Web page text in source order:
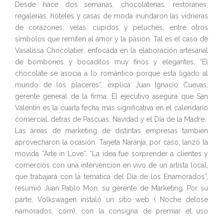
Desde hace dos semanas, chocolaterías, restoranes,
regalerías, hoteles y casas de moda inundaron las vidrieras
de corazones, velas, cupidos y peluches, entre otros
símbolos que remiten al amor y la pasión. Tal es el caso de
Vasalissa Chocolatier, enfocada en la elaboración artesanal
de bombones y bocaditos muy finos y elegantes. “El
chocolate se asocia a lo romántico porque está ligado al
mundo de los placeres”, explica Juan Ignacio Cuevas,
gerente general de la firma. El ejecutivo asegura que San
Valentín es la cuarta fecha más significativa en el calendario
comercial, detrás de Pascuas, Navidad y el Día de la Madre.
Las áreas de marketing de distintas empresas también
aprovecharon la ocasión. Tarjeta Naranja, por caso, lanzó la
movida “Arte in Love”. “La idea fue sorprender a clientes y
comercios con una intervención en vivo de un artista local,
que trabajará con la temática del Día de los Enamorados”,
resumió Juan Pablo Mon, su gerente de Marketing. Por su
parte, Volkswagen instaló un sitio web ( Noche delose
namorados. com), con la consigna de premiar el uso